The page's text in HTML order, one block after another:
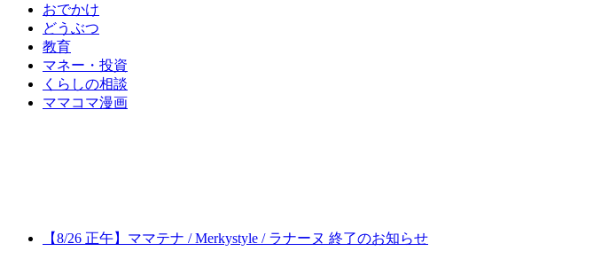
おでかけ
どうぶつ
教育
マネー・投資
くらしの相談
ママコマ漫画
【8/26 正午】ママテナ / Merkystyle / ラナーヌ 終了のお知らせ